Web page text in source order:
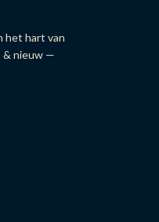
het hart van
& nieuw —